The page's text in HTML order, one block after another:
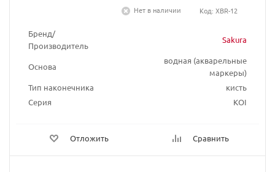
Бренд/
Производитель
Sakura
Основа
водная (акварельные
маркеры)
Тип наконечника
кисть
Серия
KOI
Отложить Сравнить
Нет в наличии
Код: XBR-12